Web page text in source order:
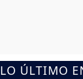
LO ÚLTIMO